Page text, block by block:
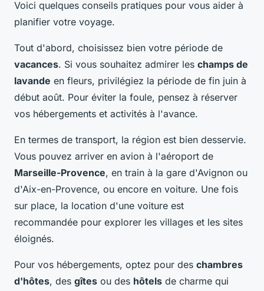
Voici quelques conseils pratiques pour vous aider à
planifier votre voyage.
Tout d'abord, choisissez bien votre période de
vacances. Si vous souhaitez admirer les champs de
lavande en fleurs, privilégiez la période de fin juin à
début août. Pour éviter la foule, pensez à réserver
vos hébergements et activités à l'avance.
En termes de transport, la région est bien desservie.
Vous pouvez arriver en avion à l'aéroport de
Marseille-Provence, en train à la gare d'Avignon ou
d'Aix-en-Provence, ou encore en voiture. Une fois
sur place, la location d'une voiture est
recommandée pour explorer les villages et les sites
éloignés.
Pour vos hébergements, optez pour des chambres
d'hôtes, des gîtes ou des hôtels de charme qui